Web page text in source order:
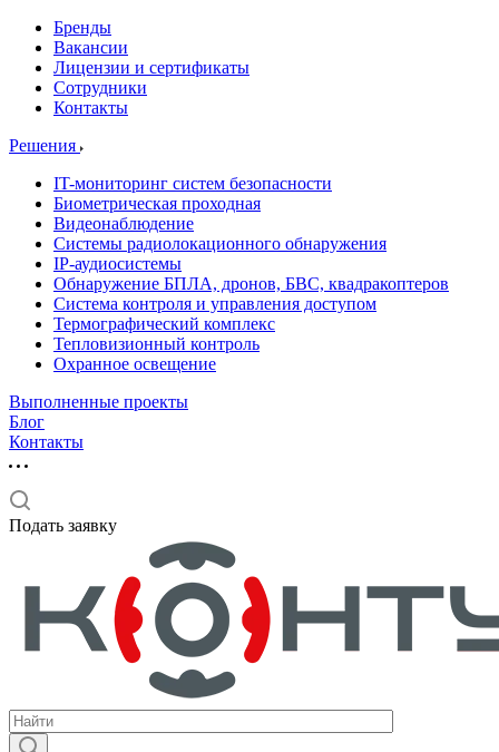
Бренды
Вакансии
Лицензии и сертификаты
Сотрудники
Контакты
Решения
IT-мониторинг систем безопасности
Биометрическая проходная
Видеонаблюдение
Системы радиолокационного обнаружения
IP-аудиосистемы
Обнаружение БПЛА, дронов, БВС, квадракоптеров
Система контроля и управления доступом
Термографический комплекс
Тепловизионный контроль
Охранное освещение
Выполненные проекты
Блог
Контакты
Подать заявку